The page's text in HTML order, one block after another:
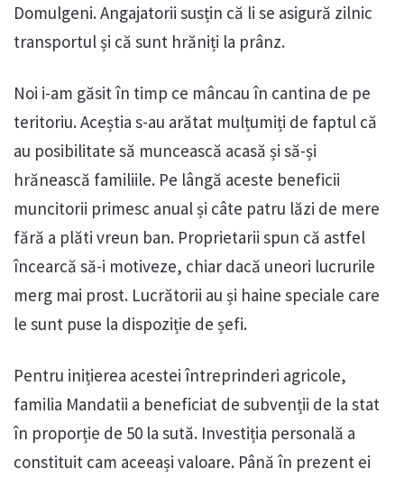
Domulgeni. Angajatorii susțin că li se asigură zilnic
transportul și că sunt hrăniți la prânz.
Noi i-am găsit în timp ce mâncau în cantina de pe
teritoriu. Aceștia s-au arătat mulțumiți de faptul că
au posibilitate să muncească acasă și să-și
hrănească familiile. Pe lângă aceste beneficii
muncitorii primesc anual și câte patru lăzi de mere
fără a plăti vreun ban. Proprietarii spun că astfel
încearcă să-i motiveze, chiar dacă uneori lucrurile
merg mai prost. Lucrătorii au și haine speciale care
le sunt puse la dispoziție de șefi.
Pentru inițierea acestei întreprinderi agricole,
familia Mandatii a beneficiat de subvenții de la stat
în proporție de 50 la sută. Investiția personală a
constituit cam aceeași valoare. Până în prezent ei